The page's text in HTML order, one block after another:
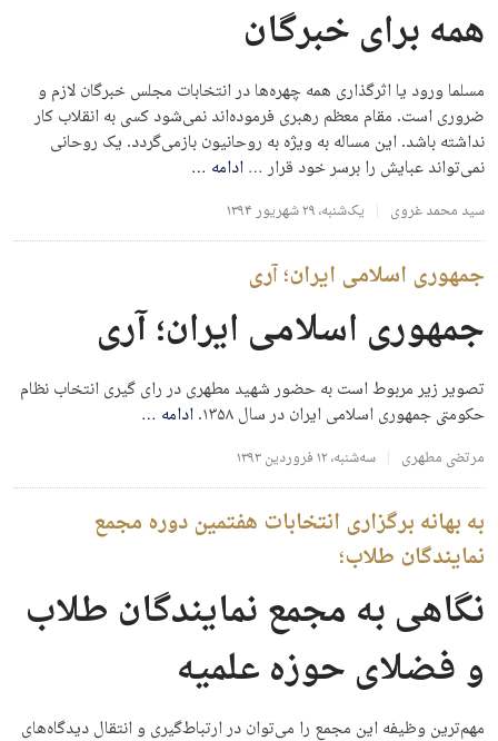
همه برای خبرگان
مسلما ورود یا اثرگذاری همه چهره‌ها در انتخابات مجلس خبرگان لازم و
ضروری است. مقام معظم رهبری فرموده‌اند نمی‌شود کسی به انقلاب کار
نداشته باشد. این مساله به ویژه به روحانیون بازمی‌گردد. یک روحانی
نمی‌تواند عبایش را برسر خود قرار …ادامه …
سید محمد غروی یک‌شنبه، ۲۹ شهریور ۱۳۹۴
جمهوری اسلامی ایران؛ آری
جمهوری اسلامی ایران؛ آری
تصویر زیر مربوط است به حضور شهید مطهری در رای گیری انتخاب نظام
حکومتی جمهوری اسلامی ایران در سال ۱۳۵۸.
ادامه …
مرتضی مطهری سه‌شنبه، ۱۲ فروردین ۱۳۹۳
به بهانه برگزاری انتخابات هفتمین دوره مجمع
نمایندگان طلاب؛
نگاهی به مجمع نمایندگان طلاب
و فضلای حوزه علمیه
مهم‌ترین وظیفه این مجمع را می‌توان در ارتباط‌گیری و انتقال دیدگاه‌‌های